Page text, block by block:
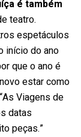
é também
teatro.
espetáculos
início do ano
que o ano é
estar como
Viagens de
datas
peças.”